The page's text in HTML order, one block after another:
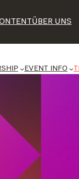
ÜBER UNS
EVENT INFO